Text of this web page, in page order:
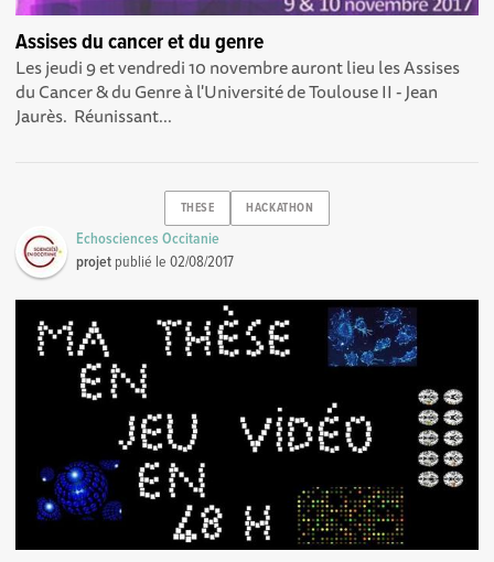
Assises du cancer et du genre
Les jeudi 9 et vendredi 10 novembre auront lieu les Assises
du Cancer & du Genre à l'Université de Toulouse II - Jean
Jaurès. Réunissant...
THESE HACKATHON
Echosciences Occitanie
projet publié le02/08/2017